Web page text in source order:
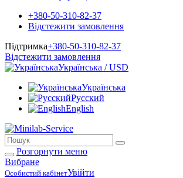
+380-50-310-82-37
Відстежити замовлення
Підтримка+380-50-310-82-37
Відстежити замовлення
Українська / USD
Українська
Русский
English
Розгорнути меню
Вибране
Особистий кабінетУвійти